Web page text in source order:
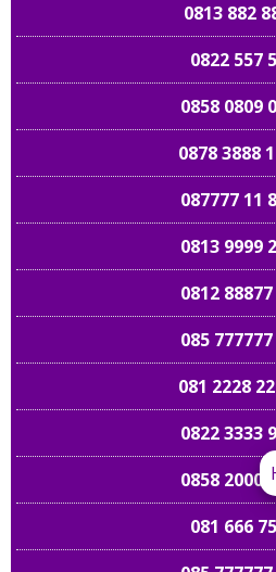
089 661 898989
0813 882
0822 557
0858 0809
0878 3888
087777 11
0813 9999
0812
085
081 2228
0822 3333
0858 2000
081 666